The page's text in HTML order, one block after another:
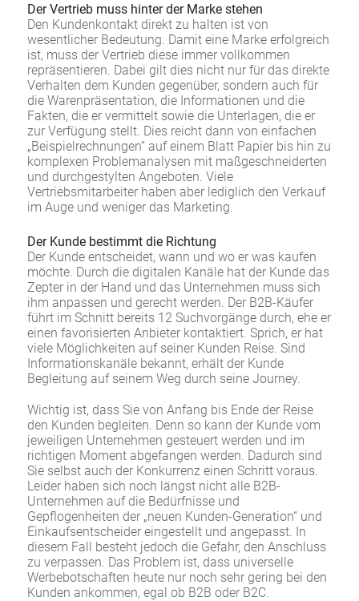
Der Vertrieb muss hinter der Marke stehen
Den Kundenkontakt direkt zu halten ist von
wesentlicher Bedeutung. Damit eine Marke erfolgreich
ist, muss der Vertrieb diese immer vollkommen
repräsentieren. Dabei gilt dies nicht nur für das direkte
Verhalten dem Kunden gegenüber, sondern auch für
die Warenpräsentation, die Informationen und die
Fakten, die er vermittelt sowie die Unterlagen, die er
zur Verfügung stellt. Dies reicht dann von einfachen
„Beispielrechnungen“ auf einem Blatt Papier bis hin zu
komplexen Problemanalysen mit maßgeschneiderten
und durchgestylten Angeboten. Viele
Vertriebsmitarbeiter haben aber lediglich den Verkauf
im Auge und weniger das Marketing.
Der Kunde bestimmt die Richtung
Der Kunde entscheidet, wann und wo er was kaufen
möchte. Durch die digitalen Kanäle hat der Kunde das
Zepter in der Hand und das Unternehmen muss sich
ihm anpassen und gerecht werden. Der B2B-Käufer
führt im Schnitt bereits 12 Suchvorgänge durch, ehe er
einen favorisierten Anbieter kontaktiert. Sprich, er hat
viele Möglichkeiten auf seiner Kunden Reise. Sind
Informationskanäle bekannt, erhält der Kunde
Begleitung auf seinem Weg durch seine Journey.
Wichtig ist, dass Sie von Anfang bis Ende der Reise
den Kunden begleiten. Denn so kann der Kunde vom
jeweiligen Unternehmen gesteuert werden und im
richtigen Moment abgefangen werden. Dadurch sind
Sie selbst auch der Konkurrenz einen Schritt voraus.
Leider haben sich noch längst nicht alle B2B-
Unternehmen auf die Bedürfnisse und
Gepflogenheiten der „neuen Kunden-Generation“ und
Einkaufsentscheider eingestellt und angepasst. In
diesem Fall besteht jedoch die Gefahr, den Anschluss
zu verpassen. Das Problem ist, dass universelle
Werbebotschaften heute nur noch sehr gering bei den
Kunden ankommen, egal ob B2B oder B2C.